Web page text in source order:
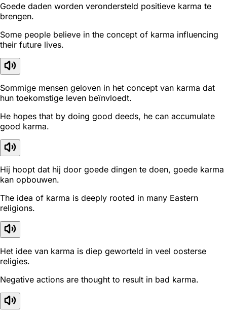
Goede daden worden verondersteld positieve karma te
brengen.
Some people believe in the concept of karma influencing
their future lives.
Sommige mensen geloven in het concept van karma dat
hun toekomstige leven beïnvloedt.
He hopes that by doing good deeds, he can accumulate
good karma.
Hij hoopt dat hij door goede dingen te doen, goede karma
kan opbouwen.
The idea of karma is deeply rooted in many Eastern
religions.
Het idee van karma is diep geworteld in veel oosterse
religies.
Negative actions are thought to result in bad karma.